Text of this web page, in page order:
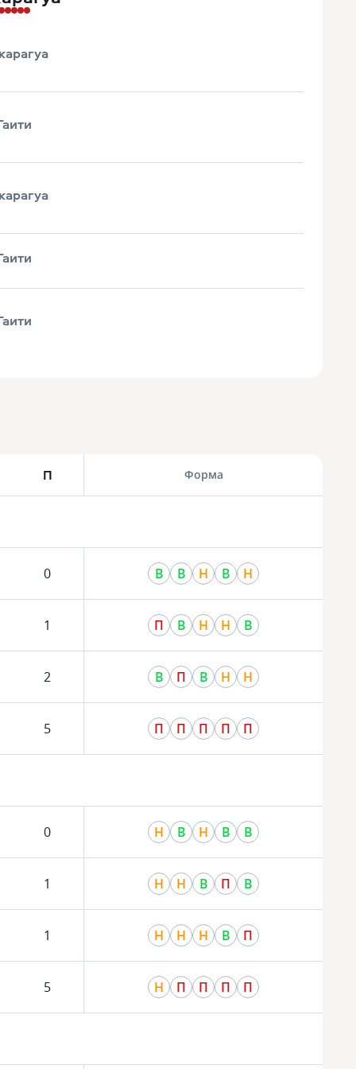
П Форма
0 В В Н В Н
1 П В Н Н В
2 В П В Н Н
5 П П П П П
0 Н В Н В В
1 Н Н В П В
1 Н Н Н В П
5 Н П П П П